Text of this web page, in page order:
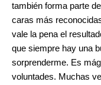
también forma parte
caras más
vale la pena el
que siempre hay una
sorprenderme. Es
voluntades. Muchas